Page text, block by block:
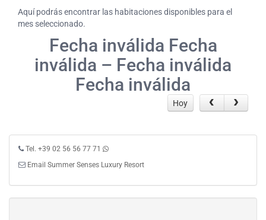
Aquí podrás encontrar las habitaciones disponibles para el
mes seleccionado.
Fecha inválida Fecha
inválida – Fecha inválida
Fecha inválida
Hoy
Tel. +39 02 56 56 77 71
Email Summer Senses Luxury Resort